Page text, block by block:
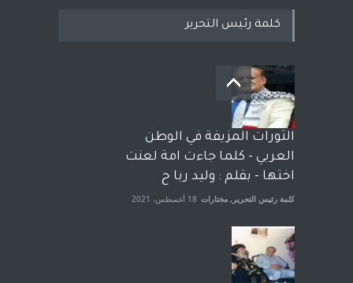
بعد معارك قضائية طاحنة كتب
وترافع فيها بنفسه مرة اخرى..
الشيخ طارق يوسف يقهر
الحكومة الأمريكية ، فأعطوه
الجنسية عن يد وهم صاغرون،
آراء حرة مختارات 7 أبريل، 2023
كلمة رئيس التحرير
الثورات المزيفة في الوطن
العربي - كلما جاءت امة لعنت
اختها - بقلم : وليد ربا ح
كلمة رئيس التحرير , مختارات 18 أغسطس، 2021